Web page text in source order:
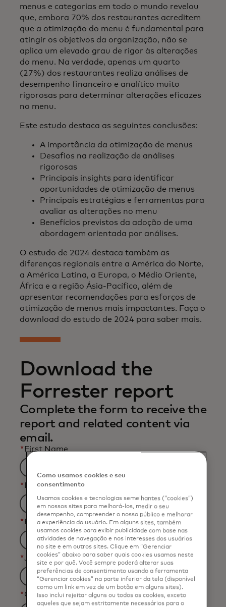
menus e categorias em todo o mundo revelou
que, embora 70% dos restaurantes acreditem
que a otimização do menu é fundamental para
atingir os objetivos da organização, não se
aplica um elevado grau de rigor às alterações
do menu. Na verdade, apenas um quarto
(27%) dos restaurantes realiza análises de
desempenho financeiro e analítico muito
rigorosas para determinar alterações eficazes
no menu.
Este estudo destaca as seguintes conclusões:
A importância da otimização de menus
Desafios na realização de análises
rigorosas
Principais insights para identificar
oportunidades de otimização de menus
Principais estratégias e ferramentas para
avaliar as alterações no menu
Benefícios previstos da adoção de uma
abordagem orientada por análises.
O estudo de 2024 destaca também as
diferenças regionais entre a América do Norte,
a América Latina, a Europa, o Médio Oriente,
África e a região Ásia-Pacífico, além de
apresentar recomendações para esforços de
otimização de menus mais impactantes. Faça o
download do estudo de 2024 para saber mais.
Download the
Forrester report
Complete the form to receive the
report and related content via
email.
* First Name
* Last Name
* Business Email Address
*Job Title
*Organization Name
Como usamos cookies e seu
consentimento
Usamos cookies e tecnologias semelhantes (“cookies”)
em nossos sites para melhorá-los, medir o seu
desempenho, compreender o nosso público e melhorar
a experiência do usuário. Em alguns sites, também
usamos cookies para exibir publicidade com base nas
atividades de navegação e nos interesses dos usuários
no site e em outros sites. Clique em “Gerenciar
cookies” abaixo para saber quais cookies usamos neste
site e por quê. Você sempre poderá alterar suas
preferências de consentimento usando a ferramenta
“Gerenciar cookies” na parte inferior da tela (disponível
como um link em vez de um botão em alguns sites).
Isso inclui rejeitar alguns ou todos os cookies, exceto
aqueles que sejam estritamente necessários para o